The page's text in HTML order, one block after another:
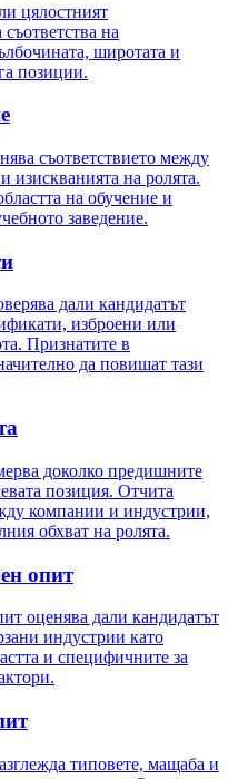
цялостният
на
широтата и
позиции.
съответствието между
изискванията на ролята.
на обучение и
заведение.
дали кандидатът
изброени или
Признатите в
да повишат тази
доколко предишните
позиция. Отчита
компании и индустрии,
обхват на ролята.
опит
оценява дали кандидатът
индустрии като
и специфичните за
типовете, мащаба и